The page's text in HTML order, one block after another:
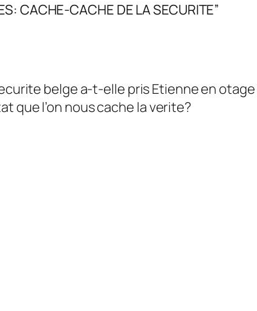
CACHE-CACHE DE LA SECURITE”
belge a-t-elle pris Etienne en
que l’on nous cache la verite?